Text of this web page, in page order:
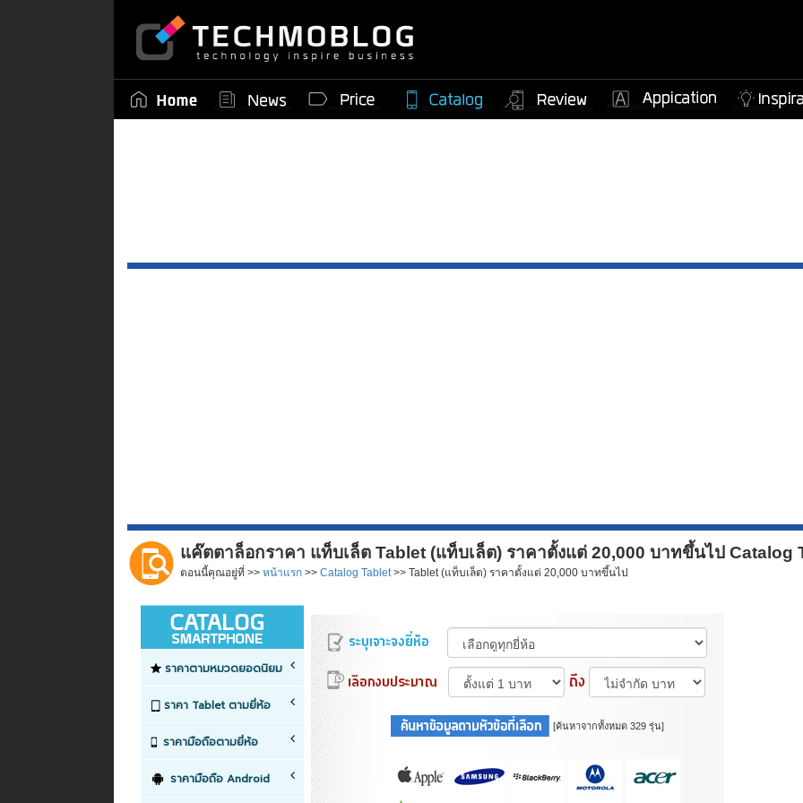
แค๊ตตาล็อกราคา แท็บเล็ต Tablet (แท็บเล็ต) ราคาตั้งแต่ 20,000 บาทขึ้นไป Catalog
ตอนนี้คุณอยู่ที่ >> หน้าแรก >> Catalog Tablet>> Tablet (แท็บเล็ต) ราคาตั้งแต่ 20,000 บาทขึ้นไป
ราคาตามหมวดยอดนิยม
ราคา Tablet ตามยี่ห้อ
ราคามือถือตามยี่ห้อ
ราคามือถือ Android
[ค้นหาจากทั้งหมด 329 รุ่น]